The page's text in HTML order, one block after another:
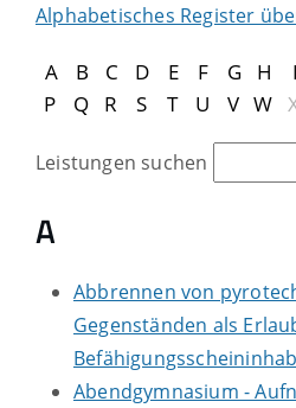
Alphabetisches Register
A B C D E F G H I
P
Q R S T U V W
Leistungen suchen
A
Abbrennen von
Gegenständen als
Abendgymnasium -